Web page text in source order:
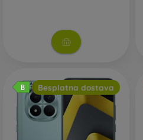
Besplatna dostava